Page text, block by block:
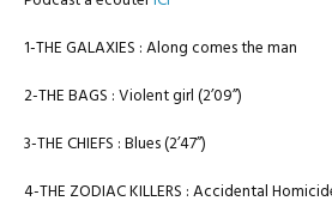
1-THE GALAXIES : Along comes the man
2-THE BAGS : Violent girl (2’09’’)
3-THE CHIEFS : Blues (2’47’’)
4-THE ZODIAC KILLERS : Accidental